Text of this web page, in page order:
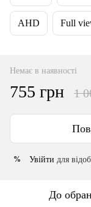
AHD Full
Немає в наявності
755 грн 1
% Увійти для
До